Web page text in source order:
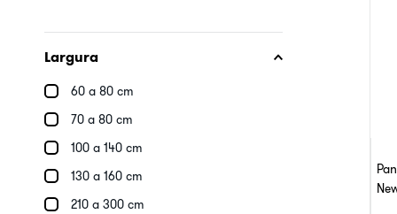
Largura
60 a 80 cm
70 a 80 cm
100 a 140 cm
130 a 160 cm
210 a 300 cm